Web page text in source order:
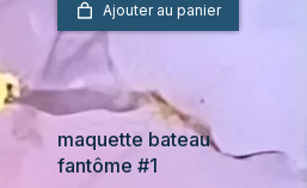
Ajouter au panier
maquette bateau
fantôme #1